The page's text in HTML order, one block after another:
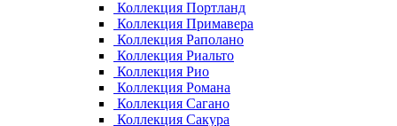
Коллекция Портланд
Коллекция Примавера
Коллекция Раполано
Коллекция Риальто
Коллекция Рио
Коллекция Романа
Коллекция Сагано
Коллекция Сакура